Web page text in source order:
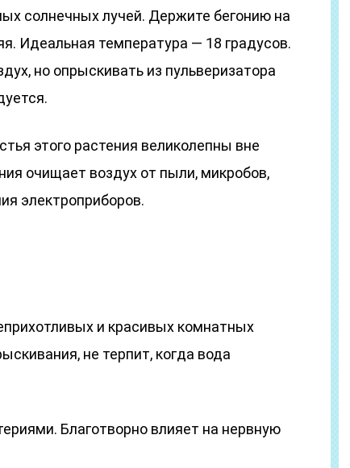
солнечных лучей. Держите бегонию на
Идеальная температура — 18 градусов.
но опрыскивать из пульверизатора
этого растения великолепны вне
очищает воздух от пыли, микробов,
электроприборов.
и красивых комнатных
не терпит, когда вода
Благотворно влияет на нервную